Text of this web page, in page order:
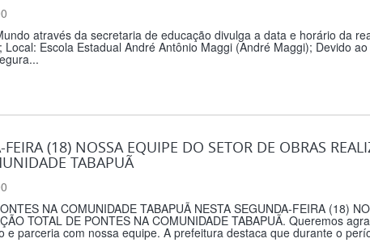
através da secretaria de educação divulga a data e horário da
Escola Estadual André Antônio Maggi (André Maggi); Devido
(18) NOSSA EQUIPE DO SETOR DE OBRAS
TABAPUÃ
NA COMUNIDADE TABAPUÃ NESTA SEGUNDA-FEIRA (18)
TOTAL DE PONTES NA COMUNIDADE TABAPUÃ. Queremos
e parceria com nossa equipe. A prefeitura destaca que durante o